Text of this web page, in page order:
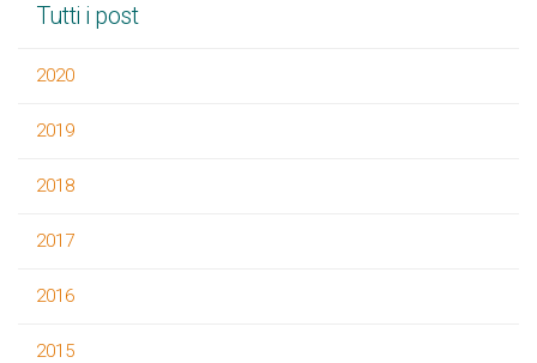
Tutti i post
2020
2019
2018
2017
2016
2015